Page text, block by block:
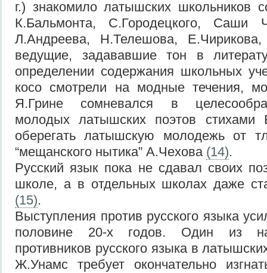
г.) знакомило латышских школьников
К.Бальмонта, С.Городецкого, Саши
Л.Андреева, Н.Телешова,
ведущие, задававшие тон в
определении содержания школьных
косо смотрели на модные течения,
Я.Грине сомневался в
молодых латышских поэтов стихами
оберегать латышскую молодежь от
“мещанского нытика” А.Чехова (14).
Русский язык пока не сдавал своих
школе, а в отдельных школах даже
(15).
Выступления против русского языка
половине 20-х годов. Один из
противников русского языка в
Ж.Унамс требует окончательно